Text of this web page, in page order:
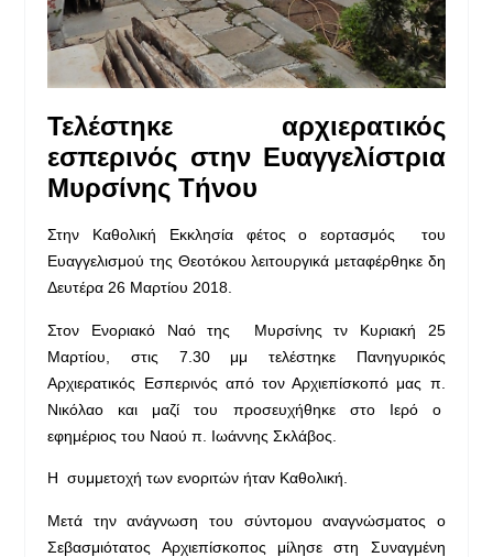
Τελέστηκε αρχιερατικός
εσπερινός στην Ευαγγελίστρια
Μυρσίνης Τήνου
Στην Καθολική Εκκλησία φέτος ο εορτασμός του
Ευαγγελισμού της Θεοτόκου λειτουργικά μεταφέρθηκε δη
Δευτέρα 26 Μαρτίου 2018.
Στον Ενοριακό Ναό της Μυρσίνης τν Κυριακή 25
Μαρτίου, στις 7.30 μμ τελέστηκε Πανηγυρικός
Αρχιερατικός Εσπερινός από τον Αρχιεπίσκοπό μας π.
Νικόλαο και μαζί του προσευχήθηκε στο Ιερό ο
εφημέριος του Ναού π. Ιωάννης Σκλάβος.
Η συμμετοχή των ενοριτών ήταν Καθολική.
Μετά την ανάγνωση του σύντομου αναγνώσματος ο
Σεβασμιότατος Αρχιεπίσκοπος μίλησε στη Συναγμένη